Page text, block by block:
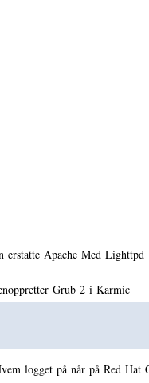
erstatte Apache Med Lighttpd
Grub 2 i Karmic
logget på når på Red Hat